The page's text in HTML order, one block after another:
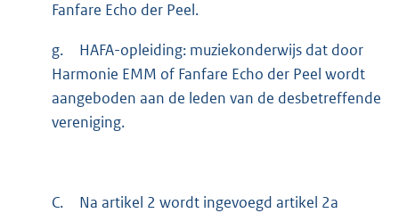
Fanfare Echo der Peel.
g.
HAFA-opleiding: muziekonderwijs dat door
Harmonie EMM of Fanfare Echo der Peel wordt
aangeboden aan de leden van de desbetreffende
vereniging.
C.
Na artikel 2 wordt ingevoegd artikel 2a